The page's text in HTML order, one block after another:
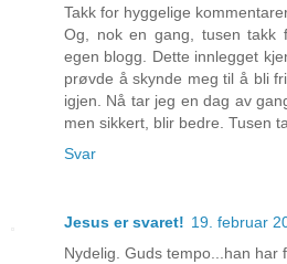
Takk for hyggelige
Og, nok en gang, tusen takk
egen blogg. Dette innlegget
prøvde å skynde meg til å bli
igjen. Nå tar jeg en dag av
men sikkert, blir bedre. Tusen
Svar
Jesus er svaret! 19. februar
Nydelig. Guds tempo...han har